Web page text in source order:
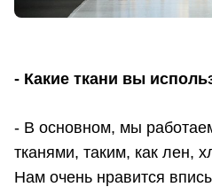
- Какие ткани вы
- В основном, мы
тканями, таким, как лен,
Нам очень нравится